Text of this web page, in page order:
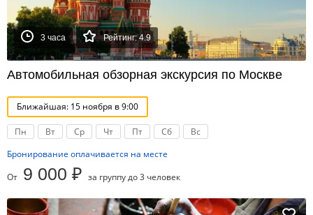
3 часа Рейтинг: 4.9
Автомобильная обзорная экскурсия по Москве
Ближайшая: 15 ноября в 9:00
Пн Вт Ср Чт Пт Сб
Вс
Бронирование оплачивается на месте
От 9 000 ₽ за группу до 3 человек